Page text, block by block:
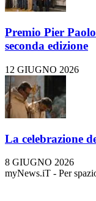
Premio Pier
seconda edizione
12 GIUGNO 2026
La celebrazione
8 GIUGNO 2026
myNews.iT - Per